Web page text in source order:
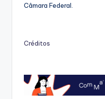
Câmara Federal.
Créditos